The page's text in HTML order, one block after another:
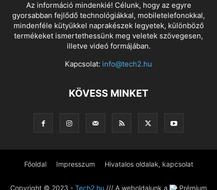
Az információ mindenkié! Célunk, hogy az egyre
gyorsabban fejlődő technológiákkal, mobiletelefonokkal,
mindenféle kütyükkel naprakészek legyetek, különböző
termékeket ismertethessünk meg veletek szövegesen,
illetve videó formájában.
Kapcsolat: info@tech2.hu
KÖVESS MINKET
Főoldal Impresszum Hivatalos oldalak, kapcsolat
Copyright © 2023 - Tech2.hu /// A weboldalunk a Prémium